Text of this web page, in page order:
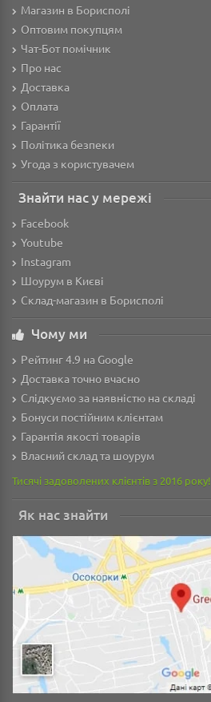
Магазин в Борисполі
Оптовим покупцям
Чат-Бот помічник
Про нас
Доставка
Оплата
Гарантії
Політика безпеки
Угода з користувачем
Знайти нас у мережі
Facebook
Youtube
Instagram
Шоурум в Києві
Склад-магазин в Борисполі
Чому ми
Рейтинг 4.9 на Google
Доставка точно вчасно
Слідкуємо за наявністю на складі
Бонуси постійним клієнтам
Гарантія якості товарів
Власний склад та шоурум
Тисячі задоволених клієнтів з 2016 року!
Як нас знайти